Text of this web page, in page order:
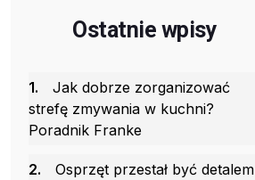
Ostatnie wpisy
1.
Jak dobrze zorganizować
strefę zmywania w kuchni?
Poradnik Franke
2.
Osprzęt przestał być detalem